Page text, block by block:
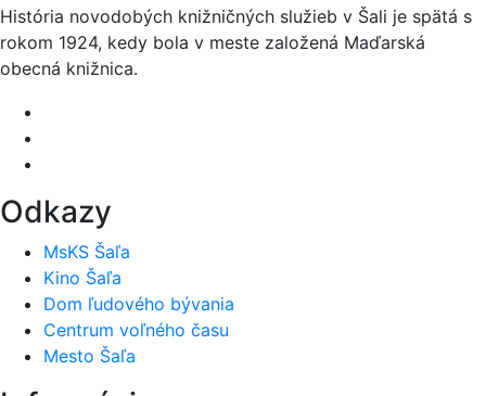
História novodobých knižničných služieb v Šali je spätá s
rokom 1924, kedy bola v meste založená Maďarská
obecná knižnica.
Odkazy
MsKS Šaľa
Kino Šaľa
Dom ľudového bývania
Centrum voľného času
Mesto Šaľa